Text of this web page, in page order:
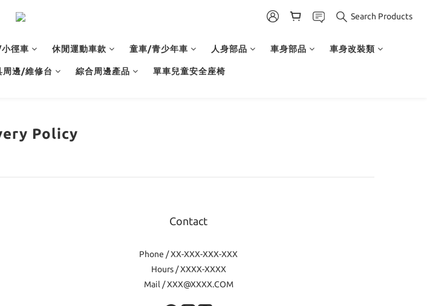
Search Products
徑車 休閒運動車款 童車/青少年車 人身部品 車身部品 車身改裝類
周邊/維修台 綜合周邊產品 單車兒童安全座椅
Policy
Contact
Phone / XX-XXX-XXX-XXX
Hours / XXXX-XXXX
Mail / XXX@XXXX.COM